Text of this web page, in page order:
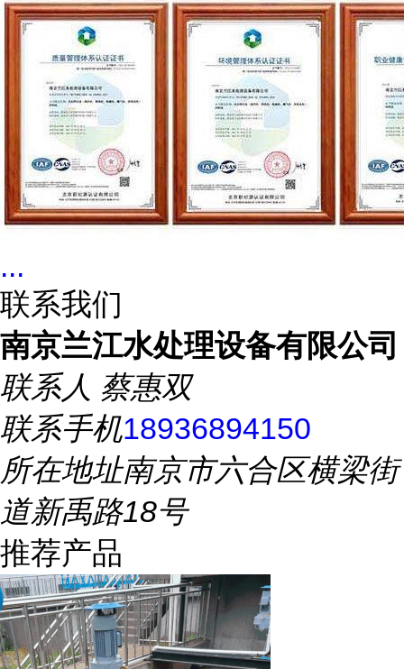
...
联系我们
南京兰江水处理设备有限公司
联系人 蔡惠双
联系手机18936894150
所在地址南京市六合区横梁街
道新禹路18号
推荐产品